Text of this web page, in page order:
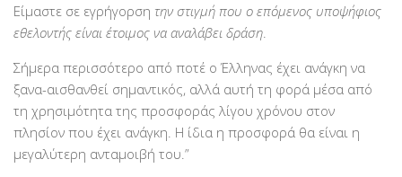
Ομάδες Στήριξης
Εμπειρίες
Μικρές ιστορίες
Στήριξέ μας
Με τραπεζική κατάθεση
Είμαστε σε εγρήγορση την στιγμή που ο επόμενος υποψήφιος
εθελοντής είναι έτοιμος να αναλάβει δράση
Σήμερα περισσότερο από ποτέ ο Έλληνας έχει ανάγκη να
ξανα-αισθανθεί σημαντικός, αλλά αυτή τη φορά μέσα από
τη χρησιμότητα της προσφοράς λίγου χρόνου στον
πλησίον που έχει ανάγκη. Η ίδια η προσφορά θα είναι η
μεγαλύτερη ανταμοιβή του.”